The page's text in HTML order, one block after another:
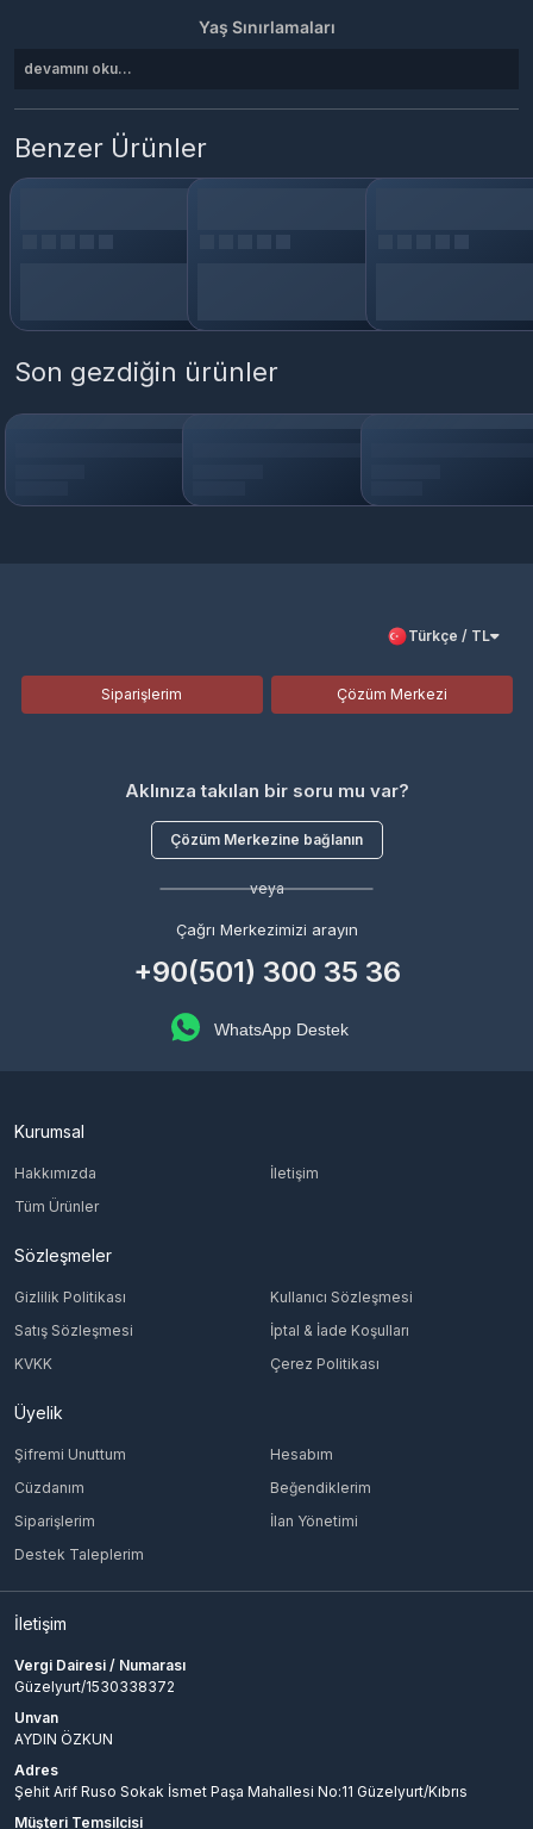
Yaş Sınırlamaları
devamını oku...
Benzer Ürünler
Son gezdiğin ürünler
Türkçe / TL
Siparişlerim Çözüm Merkezi
Aklınıza takılan bir soru mu var?
Çözüm Merkezine bağlanın
veya
Çağrı Merkezimizi arayın
+90(501) 300 35 36
WhatsApp Destek
Kurumsal
Hakkımızda
İletişim
Tüm Ürünler
Sözleşmeler
Gizlilik Politikası
Kullanıcı Sözleşmesi
Satış Sözleşmesi
İptal & İade Koşulları
KVKK
Çerez Politikası
Üyelik
Şifremi Unuttum
Hesabım
Cüzdanım
Beğendiklerim
Siparişlerim
İlan Yönetimi
Destek Taleplerim
İletişim
Vergi Dairesi / Numarası
Güzelyurt/1530338372
Unvan
AYDIN ÖZKUN
Adres
Şehit Arif Ruso Sokak İsmet Paşa Mahallesi No:11 Güzelyurt/Kıbrıs
Müşteri Temsilcisi